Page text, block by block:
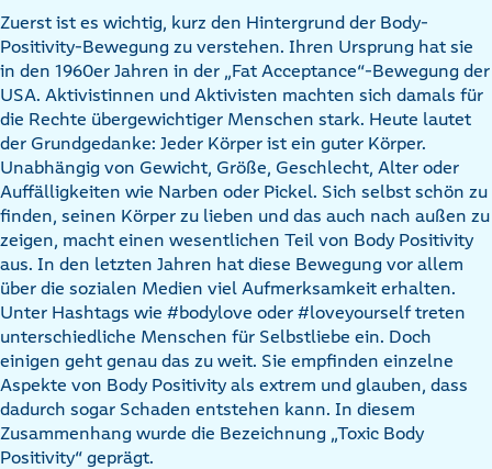
Zuerst ist es wichtig, kurz den Hintergrund der Body-
Positivity-Bewegung zu verstehen. Ihren Ursprung hat sie
in den 1960er Jahren in der „Fat Acceptance“-Bewegung der
USA. Aktivistinnen und Aktivisten machten sich damals für
die Rechte übergewichtiger Menschen stark. Heute lautet
der Grundgedanke: Jeder Körper ist ein guter Körper.
Unabhängig von Gewicht, Größe, Geschlecht, Alter oder
Auffälligkeiten wie Narben oder Pickel. Sich selbst schön zu
finden, seinen Körper zu lieben und das auch nach außen zu
zeigen, macht einen wesentlichen Teil von Body Positivity
aus. In den letzten Jahren hat diese Bewegung vor allem
über die sozialen Medien viel Aufmerksamkeit erhalten.
Unter Hashtags wie #bodylove oder #loveyourself treten
unterschiedliche Menschen für Selbstliebe ein. Doch
einigen geht genau das zu weit. Sie empfinden einzelne
Aspekte von Body Positivity als extrem und glauben, dass
dadurch sogar Schaden entstehen kann. In diesem
Zusammenhang wurde die Bezeichnung „Toxic Body
Positivity“ geprägt.